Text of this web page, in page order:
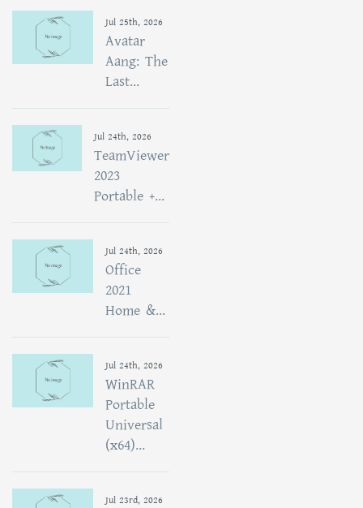
Jul 25th, 2026
Avatar
Aang: The
Last...
Jul 24th, 2026
TeamViewer
2023
Portable +...
Jul 24th, 2026
Office
2021
Home &...
Jul 24th, 2026
WinRAR
Portable
Universal
(x64)...
Jul 23rd, 2026